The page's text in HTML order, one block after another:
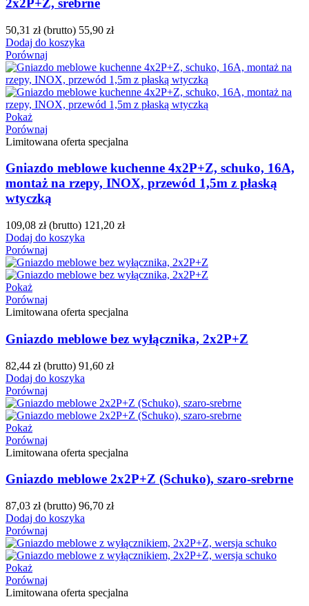
2x2P+Z, srebrne
50,31 zł (brutto) 55,90 zł
Dodaj do koszyka
Porównaj
Pokaż
Porównaj
Limitowana oferta specjalna
Gniazdo meblowe kuchenne 4x2P+Z, schuko, 16A,
montaż na rzepy, INOX, przewód 1,5m z płaską
wtyczką
109,08 zł (brutto) 121,20 zł
Dodaj do koszyka
Porównaj
Pokaż
Porównaj
Limitowana oferta specjalna
Gniazdo meblowe bez wyłącznika, 2x2P+Z
82,44 zł (brutto) 91,60 zł
Dodaj do koszyka
Porównaj
Pokaż
Porównaj
Limitowana oferta specjalna
Gniazdo meblowe 2x2P+Z (Schuko), szaro-srebrne
87,03 zł (brutto) 96,70 zł
Dodaj do koszyka
Porównaj
Pokaż
Porównaj
Limitowana oferta specjalna